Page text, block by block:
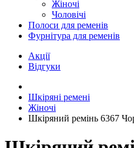
Жіночі
Чоловічі
Полоси для ременів
Фурнітура для ременів
Акції
Відгуки
Шкіряні ремені
Жіночі
Шкіряний ремінь 6367